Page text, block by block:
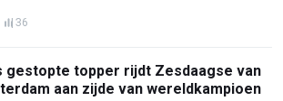
36
gestopte topper rijdt Zesdaagse van
aan zijde van wereldkampioen